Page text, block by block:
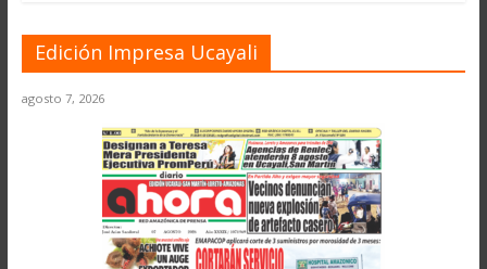
Edición Impresa Ucayali
agosto 7, 2026